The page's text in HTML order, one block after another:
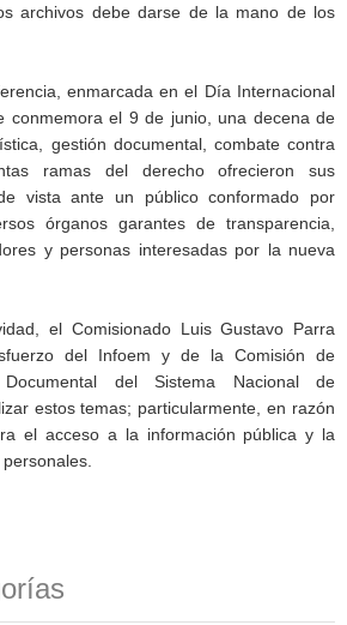
archivos debe darse de la mano de los
enmarcada en el Día Internacional
conmemora el 9 de junio, una decena de
gestión documental, combate contra
ramas del derecho ofrecieron sus
vista ante un público conformado por
órganos garantes de transparencia,
y personas interesadas por la nueva
el Comisionado Luis Gustavo Parra
del Infoem y de la Comisión de
del Sistema Nacional de
estos temas; particularmente, en razón
el acceso a la información pública y la